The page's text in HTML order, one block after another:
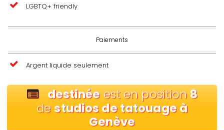
LGBTQ+ friendly
Paiements
Argent liquide seulement
destinéeest en position8
destudios de tatouage à
Genève